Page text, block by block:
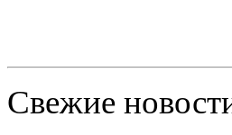
Свежие